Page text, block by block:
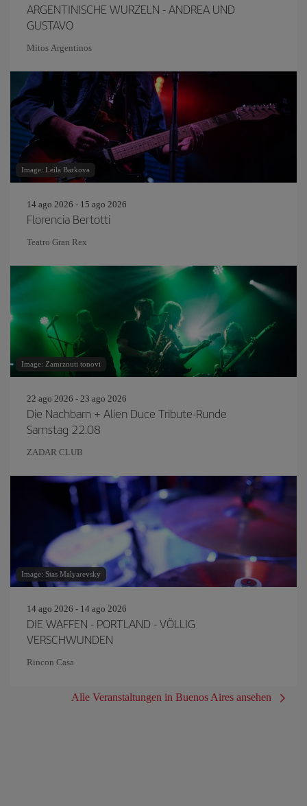
ARGENTINISCHE WURZELN - ANDREA UND
GUSTAVO
Mitos Argentinos
Image: Leila Barkova
14 ago 2026 - 15 ago 2026
Florencia Bertotti
Teatro Gran Rex
Image: Zamrznuti tonovi
22 ago 2026 - 23 ago 2026
Die Nachbarn + Alien Duce Tribute-Runde
Samstag 22.08
ZADAR CLUB
Image: Stas Malyarevsky
14 ago 2026 - 14 ago 2026
DIE WAFFEN - PORTLAND - VÖLLIG
VERSCHWUNDEN
Rincon Casa
Alle Veranstaltungen in Buenos Aires ansehen